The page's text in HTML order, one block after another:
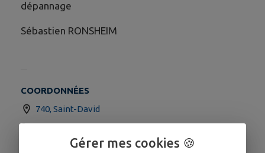
dépannage
Sébastien RONSHEIM
COORDONNÉES
740, Saint-David
Gérer mes cookies 🍪